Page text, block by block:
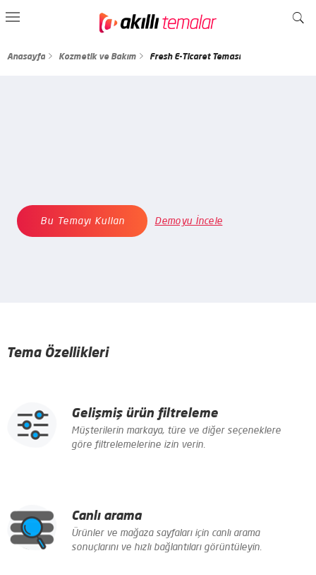
Anasayfa Kozmetik ve Bakım Fresh E-Ticaret Teması
Bu Temayı Kullan Demoyu İncele
Tema Özellikleri
Gelişmiş ürün filtreleme
Müşterilerin markaya, türe ve diğer seçeneklere
göre filtrelemelerine izin verin.
Canlı arama
Ürünler ve mağaza sayfaları için canlı arama
sonuçlarını ve hızlı bağlantıları görüntüleyin.